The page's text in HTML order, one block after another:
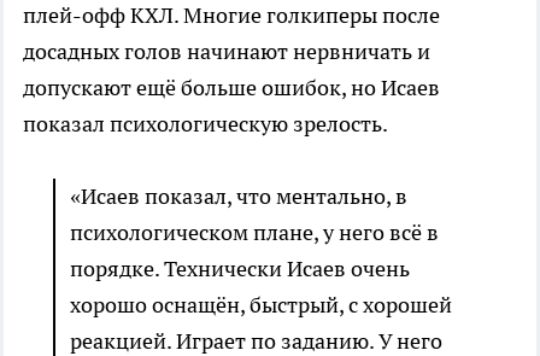
плей-офф КХЛ. Многие голкиперы после
досадных голов начинают нервничать и
допускают ещё больше ошибок, но Исаев
показал психологическую зрелость.
«Исаев показал, что ментально, в
психологическом плане, у него всё в
порядке. Технически Исаев очень
хорошо оснащён, быстрый, с хорошей
реакцией. Играет по заданию. У него